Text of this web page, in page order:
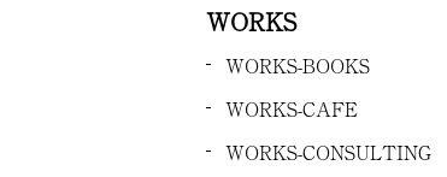
WORKS
WORKS-BOOKS
WORKS-CAFE
WORKS-CONSULTING